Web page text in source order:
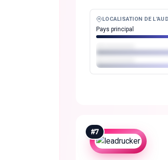
LOCALISATION DE
Pays principal
#7